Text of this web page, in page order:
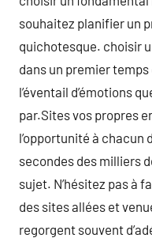
souhaitez planifier un
quichotesque. choisir
dans un premier
l’éventail d’émotions
par.Sites vos propres
l’opportunité à chacun
secondes des milliers
sujet. N’hésitez pas à
des sites allées et
regorgent souvent